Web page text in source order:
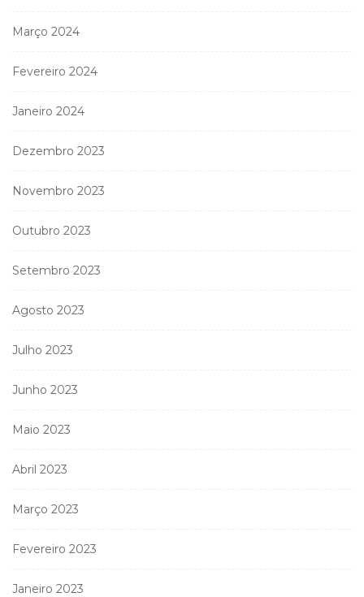
Março 2024
Fevereiro 2024
Janeiro 2024
Dezembro 2023
Novembro 2023
Outubro 2023
Setembro 2023
Agosto 2023
Julho 2023
Junho 2023
Maio 2023
Abril 2023
Março 2023
Fevereiro 2023
Janeiro 2023